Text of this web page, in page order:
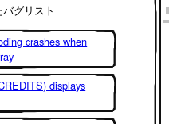
グリスト
crashes when
displays